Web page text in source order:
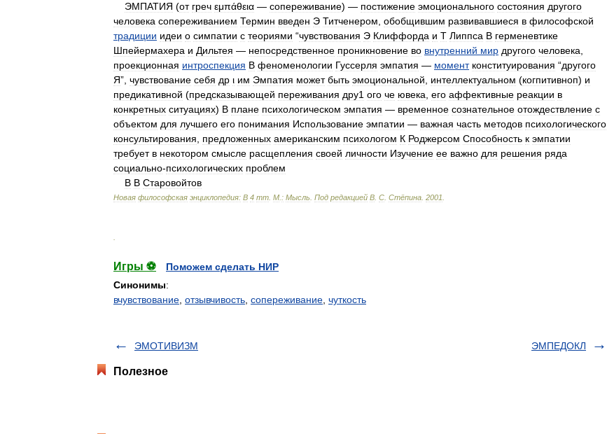
ЭМПАТИЯ (от греч εμπάθεια — сопереживание) — постижение эмоционального состояния другого
человека сопереживанием Термин введен Э Титченером обобщившим развивавшиеся в философской
традиции идеи о симпатии с теориями “чувствования Э Клиффорда и Т Липпса В герменевтике
Шпейермахера и Дильтея — непосредственное проникновение во внутренний мир другого человека
проекционная интроспекция В феноменологии Гуссерля эмпатия — момент конституирования “другого
Я”, чувствование себя др ι им Эмпатия может быть эмоциональной интеллектуальном (когпитивноп) и
предикативной (предсказывающей переживания дру1 ого че ювека его аффективные реакции в
конкретных ситуациях) В плане психологическом эмпатия — временное сознательное отождествление с
объектом для лучшего его понимания Использование эмпатии — важная часть методов психологического
консультирования
предложенных американским психологом К Роджерсом Способность к эмпатии
требует в некотором смысле расщепления своей личности Изучение ее важно для решения ряда
социально-психологических проблем
В В Старовойтов
Новая философская энциклопедия: В 4 тт М : Мысль Под редакцией В С Стёпина 2001
Игры ⚽
Поможем сделать НИР
Синонимы:
вчувствование отзывчивость сопереживание чуткость
ЭМОТИВИЗМ ЭМПЕДОКЛ
Полезное